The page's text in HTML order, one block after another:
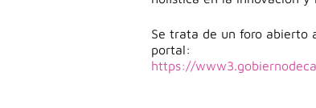
Se trata de un foro abierto
portal:
https://